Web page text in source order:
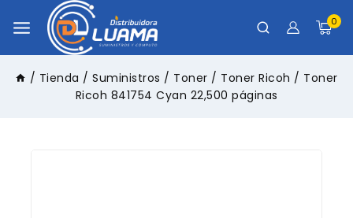
0
/ Tienda / Suministros / Toner / Toner Ricoh / Toner
Ricoh 841754 Cyan 22,500 páginas